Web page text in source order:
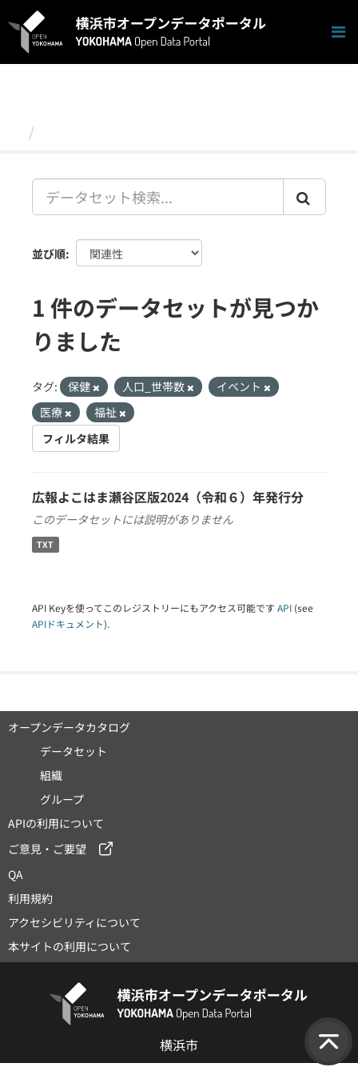
キ
並び順
1 件のデータセットが見つか
りました
タグ: 保健 人口_世帯数
イベント
医療
福祉
フィルタ結果
広報よこはま瀬谷区版2024（令和６）年発行分
このデータセットには説明がありません
TXT
API Keyを使ってこのレジストリーにもアクセス可能です API (see
APIドキュメント).
オープンデータカタログ
データセット
組織
グループ
APIの利用について
ご意見・ご要望
QA
利用規約
アクセシビリティについて
本サイトの利用について
横浜市